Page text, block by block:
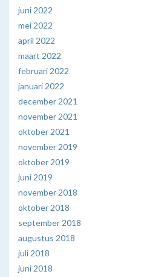
juni 2022
mei 2022
april 2022
maart 2022
februari 2022
januari 2022
december 2021
november 2021
oktober 2021
november 2019
oktober 2019
juni 2019
november 2018
oktober 2018
september 2018
augustus 2018
juli 2018
juni 2018